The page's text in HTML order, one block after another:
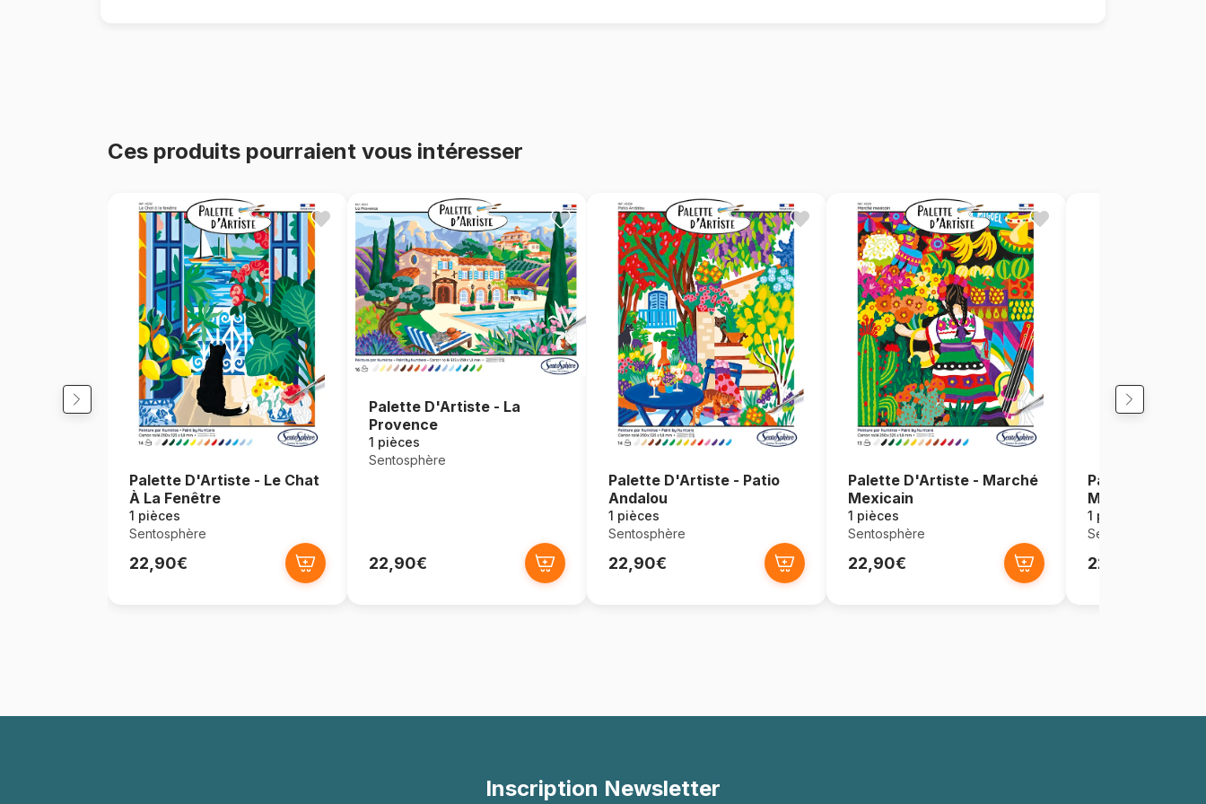
• 1 notice multilingue avec repères visuels
Ces produits pourraient vous intéresser
Palette D'Artiste - Le Chat
À La Fenêtre
1 pièces
Sentosphère
22,90€
Palette D'Artiste - La
Provence
1 pièces
Sentosphère
22,90€
Palette D'Artiste - Patio
Andalou
1 pièces
Sentosphère
22,90€
Palette D'Artiste - Marché
Mexicain
1 pièces
Sentosphère
22,90€
Palette
Marrakech
1 pièces
Sentosphère
22,90€
Inscription Newsletter